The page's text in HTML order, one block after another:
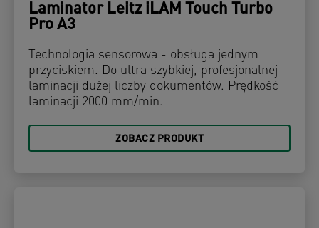
Laminator Leitz iLAM Touch Turbo
Pro A3
Technologia sensorowa - obsługa jednym
przyciskiem. Do ultra szybkiej, profesjonalnej
laminacji dużej liczby dokumentów. Prędkość
laminacji 2000 mm/min.
ZOBACZ PRODUKT